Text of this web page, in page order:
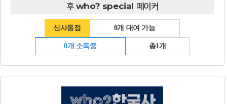
후 who? special 페이커
신사동점 0개 대여 가능
0개 소독중 총1개